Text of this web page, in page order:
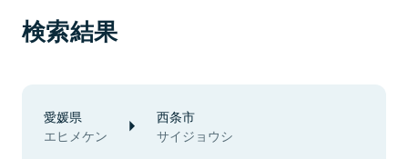
検索結果
愛媛県
エヒメケン
西条市
サイジョウシ